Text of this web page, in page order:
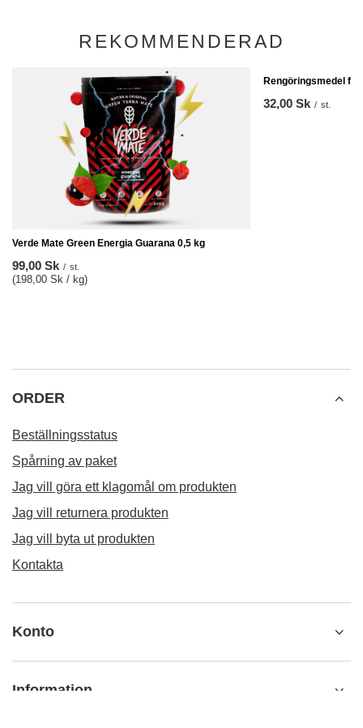
REKOMMENDERAD
Verde Mate Green Energia Guarana 0,5 kg
99,00 Sk / st.
(198,00 Sk / kg)
Rengöringsmedel
32,00 Sk / st.
ORDER
Beställningsstatus
Spårning av paket
Jag vill göra ett klagomål om produkten
Jag vill returnera produkten
Jag vill byta ut produkten
Kontakta
Konto
Information